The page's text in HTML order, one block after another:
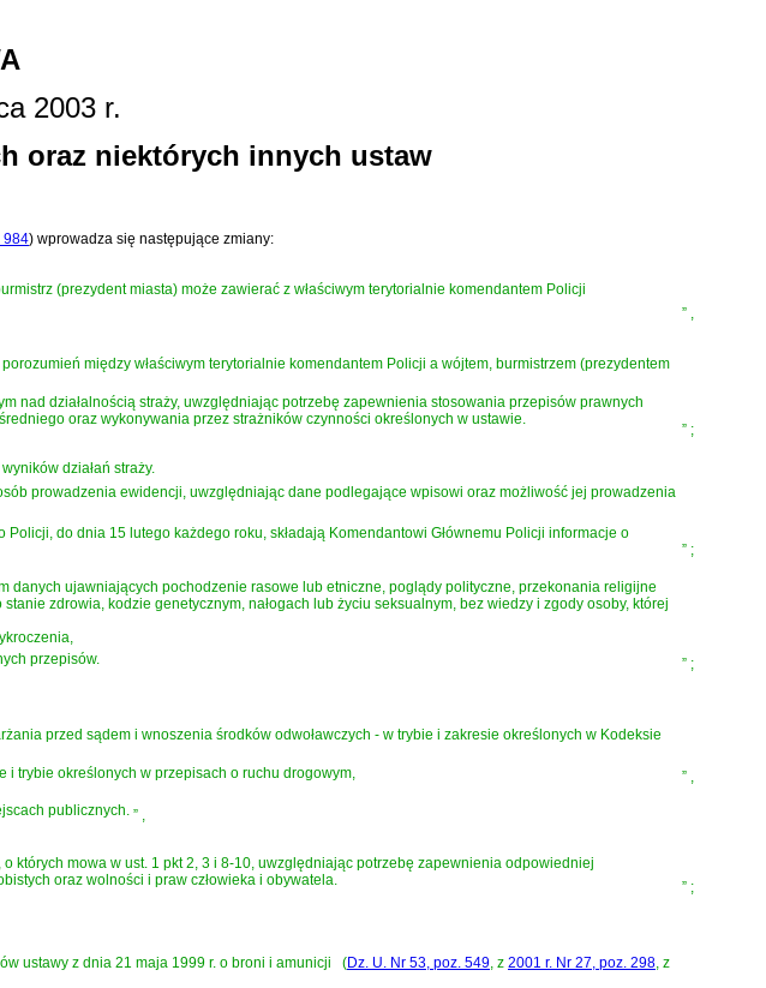
2003 r.
oraz niektórych innych ustaw
984) wprowadza się następujące zmiany:
(prezydent miasta) może zawierać z właściwym terytorialnie komendantem Policji
” ,
między właściwym terytorialnie komendantem Policji a wójtem, burmistrzem (prezydentem
nad działalnością straży, uwzględniając potrzebę zapewnienia stosowania przepisów prawnych
oraz wykonywania przez strażników czynności określonych w ustawie.
” ;
działań straży.
prowadzenia ewidencji, uwzględniając dane podlegające wpisowi oraz możliwość jej prowadzenia
do dnia 15 lutego każdego roku, składają Komendantowi Głównemu Policji informacje o
” ;
danych ujawniających pochodzenie rasowe lub etniczne, poglądy polityczne, przekonania religijne
zdrowia, kodzie genetycznym, nałogach lub życiu seksualnym, bez wiedzy i zgody osoby, której
przepisów. ” ;
przed sądem i wnoszenia środków odwoławczych - w trybie i zakresie określonych w Kodeksie
trybie określonych w przepisach o ruchu drogowym, ” ,
publicznych. ” ,
których mowa w ust. 1 pkt 2, 3 i 8-10, uwzględniając potrzebę zapewnienia odpowiedniej
oraz wolności i praw człowieka i obywatela.
” ;
ustawy z dnia 21 maja 1999 r. o broni i amunicji (Dz. U. Nr 53, poz. 549, z 2001 r. Nr 27, poz. 298, z